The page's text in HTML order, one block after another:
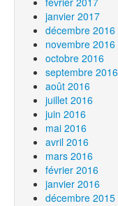
janvier 2017
décembre 2016
novembre 2016
octobre 2016
septembre 2016
août 2016
juillet 2016
juin 2016
mai 2016
avril 2016
mars 2016
février 2016
janvier 2016
décembre 2015